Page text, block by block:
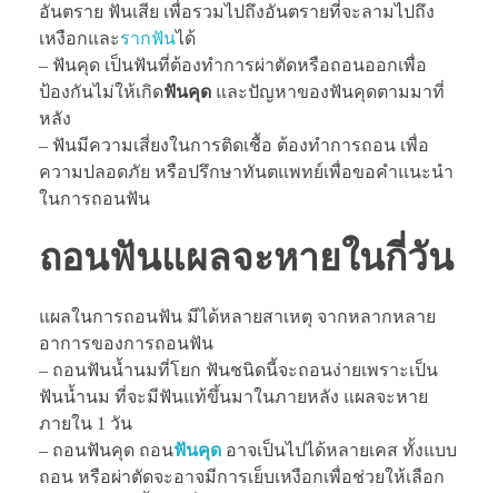
อันตราย ฟันเสีย เพื่อรวมไปถึงอันตรายที่จะลามไปถึง
เหงือกและรากฟันได้
– ฟันคุด เป็นฟันที่ต้องทำการผ่าตัดหรือถอนออกเพื่อ
ป้องกันไม่ให้เกิดฟันคุด และปัญหาของฟันคุดตามมาที่
หลัง
– ฟันมีความเสี่ยงในการติดเชื้อ ต้องทำการถอน เพื่อ
ความปลอดภัย หรือปรึกษาทันตแพทย์เพื่อขอคำแนะนำ
ในการถอนฟัน
ถอนฟันแผลจะหายในกี่วัน
แผลในการถอนฟัน มีได้หลายสาเหตุ จากหลากหลาย
อาการของการถอนฟัน
– ถอนฟันน้ำนมที่โยก ฟันชนิดนี้จะถอนง่ายเพราะเป็น
ฟันน้ำนม ที่จะมีฟันแท้ขึ้นมาในภายหลัง แผลจะหาย
ภายใน 1 วัน
– ถอนฟันคุด ถอนฟันคุด อาจเป็นไปได้หลายเคส ทั้งแบบ
ถอน หรือผ่าตัดจะอาจมีการเย็บเหงือกเพื่อช่วยให้เลือก